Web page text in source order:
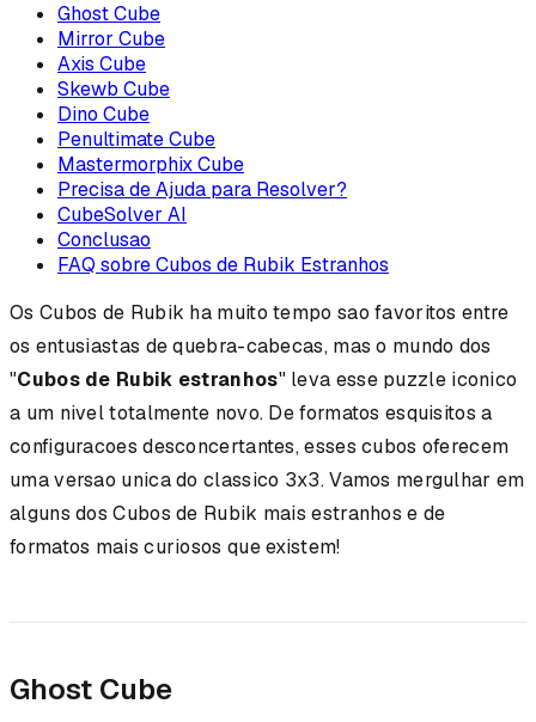
Ghost Cube
Mirror Cube
Axis Cube
Skewb Cube
Dino Cube
Penultimate Cube
Mastermorphix Cube
Precisa de Ajuda para Resolver?
CubeSolver AI
Conclusao
FAQ sobre Cubos de Rubik Estranhos
Os Cubos de Rubik ha muito tempo sao favoritos entre
os entusiastas de quebra-cabecas, mas o mundo dos
"Cubos de Rubik estranhos" leva esse puzzle iconico
a um nivel totalmente novo. De formatos esquisitos a
configuracoes desconcertantes, esses cubos oferecem
uma versao unica do classico 3x3. Vamos mergulhar em
alguns dos Cubos de Rubik mais estranhos e de
formatos mais curiosos que existem!
Ghost Cube